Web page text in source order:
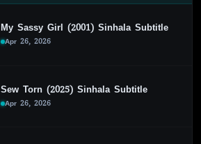
My Sassy Girl (2001) Sinhala Subtitle
Apr 26, 2026
Sew Torn (2025) Sinhala Subtitle
Apr 26, 2026